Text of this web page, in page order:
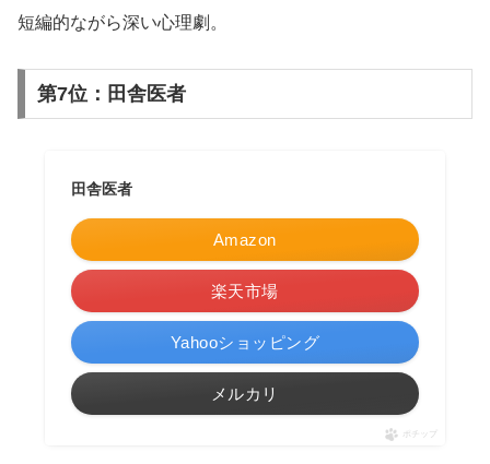
短編的ながら深い心理劇。
第7位：田舎医者
田舎医者
Amazon
楽天市場
Yahooショッピング
メルカリ
ポチップ